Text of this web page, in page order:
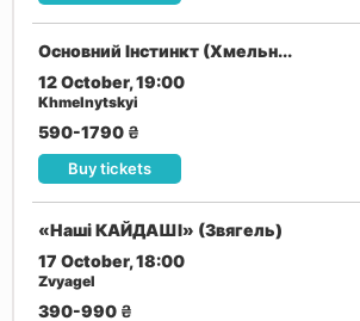
Основний Інстинкт (Хмельн...
12 October, 19:00
Khmelnytskyi
590-1790 ₴
Buy tickets
«Наші КАЙДАШІ» (Звягель)
17 October, 18:00
Zvyagel
390-990 ₴